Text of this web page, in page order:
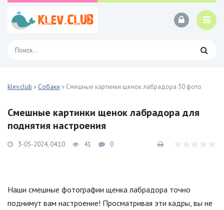
klev.club » Собаки » Смешные картинки щенок лабрадора 30 фото
Смешные картинки щенок лабрадора для
поднятия настроения
3-05-2024, 04:10 41 0
Наши смешные фотографии щенка лабрадора точно
поднимут вам настроение! Просматривая эти кадры, вы не